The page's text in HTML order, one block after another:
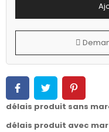
délais produit sans
délais produit avec